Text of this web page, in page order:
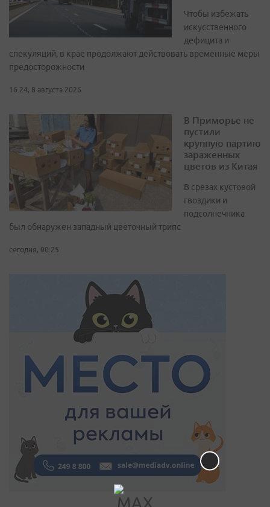
Чтобы избежать
искусственного
дефицита и
спекуляций, в крае продолжают действовать временные меры
предосторожности
16:24, 8 августа 2026
В Приморье не
пустили
крупную партию
зараженных
цветов из Китая
В срезах кустовой
гвоздики и
подсолнечника
был обнаружен западный цветочный трипс
сегодня, 00:25